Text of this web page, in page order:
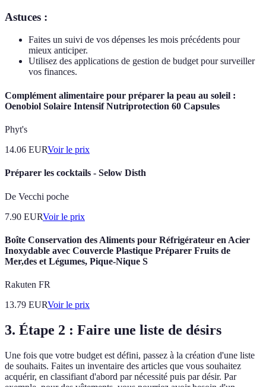
Astuces :
Faites un suivi de vos dépenses les mois précédents pour
mieux anticiper.
Utilisez des applications de gestion de budget pour surveiller
vos finances.
Complément alimentaire pour préparer la peau au soleil :
Oenobiol Solaire Intensif Nutriprotection 60 Capsules
Phyt's
14.06 EURVoir le prix
Préparer les cocktails - Selow Disth
De Vecchi poche
7.90 EURVoir le prix
Boîte Conservation des Aliments pour Réfrigérateur en Acier
Inoxydable avec Couvercle Plastique Préparer Fruits de
Mer,des et Légumes, Pique-Nique S
Rakuten FR
13.79 EURVoir le prix
3. Étape 2 : Faire une liste de désirs
Une fois que votre budget est défini, passez à la création d'une liste
de souhaits. Faites un inventaire des articles que vous souhaitez
acquérir, en classifiant d'abord par nécessité puis par désir. Par